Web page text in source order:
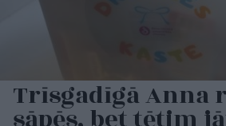
Trīsgadīgā Anna